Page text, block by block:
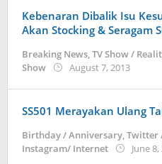
Kebenaran Dibalik Isu
Akan Stocking & Seragam
Breaking News,TV Show /
Show
August 7, 2013by
SS501 Merayakan Ulang
Birthday / Anniversary,Twitter
Instagram/ Internet
June